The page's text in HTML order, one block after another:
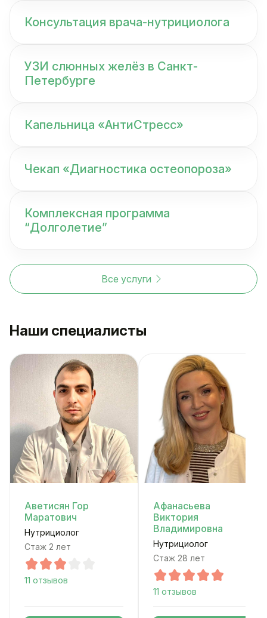
Консультация врача-нутрициолога
УЗИ слюнных желёз в Санкт-
Петербурге
Капельница «АнтиСтресс»
Чекап «Диагностика остеопороза»
Комплексная программа
“Долголетие”
Все услуги
Наши специалисты
Аветисян Гор
Маратович
Нутрициолог
Стаж 2 лет
11 отзывов
Афанасьева
Виктория
Владимировна
Нутрициолог
Стаж 28 лет
11 отзывов